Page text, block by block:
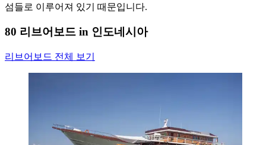
섬들로 이루어져 있기 때문입니다.
80 리브어보드 in 인도네시아
리브어보드 전체 보기